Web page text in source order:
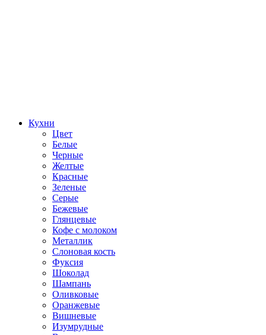
Кухни
Цвет
Белые
Черные
Желтые
Красные
Зеленые
Серые
Бежевые
Глянцевые
Кофе с молоком
Металлик
Слоновая кость
Фуксия
Шоколад
Шампань
Оливковые
Оранжевые
Вишневые
Изумрудные